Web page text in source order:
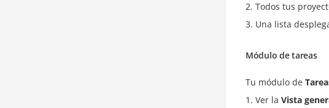
Todos tus
Una lista
Módulo de tareas
Tu módulo de
Ver la Vista